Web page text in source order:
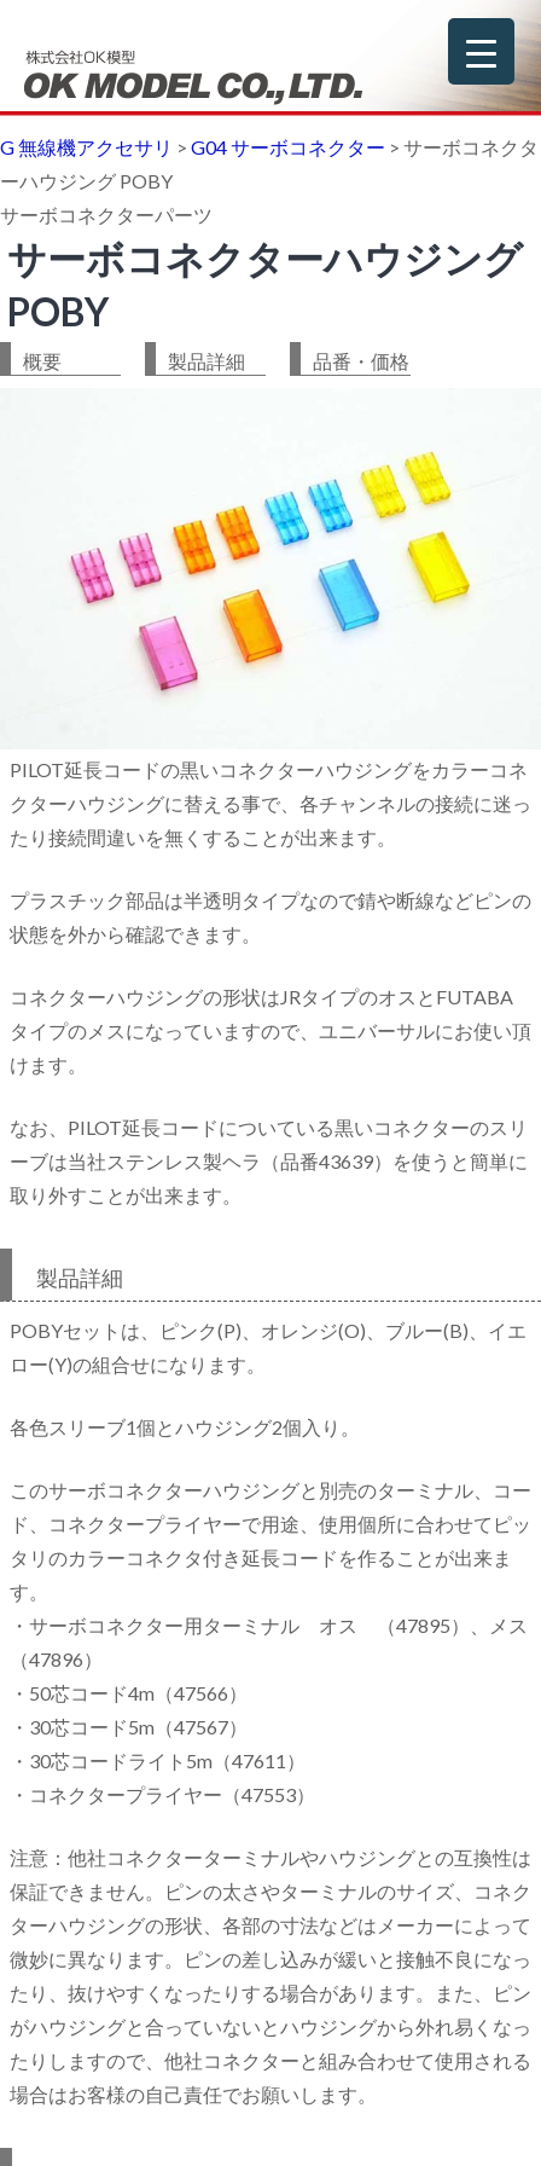
G 無線機アクセサリ > G04 サーボコネクター > サーボコネクタ
ーハウジング POBY
サーボコネクターパーツ
サーボコネクターハウジング
POBY
概要 製品詳細 品番・価格
PILOT延長コードの黒いコネクターハウジングをカラーコネ
クターハウジングに替える事で、各チャンネルの接続に迷っ
たり接続間違いを無くすることが出来ます。
プラスチック部品は半透明タイプなので錆や断線などピンの
状態を外から確認できます。
コネクターハウジングの形状はJRタイプのオスとFUTABA
タイプのメスになっていますので、ユニバーサルにお使い頂
けます。
なお、PILOT延長コードについている黒いコネクターのスリ
ーブは当社ステンレス製ヘラ（品番43639）を使うと簡単に
取り外すことが出来ます。
製品詳細
POBYセットは、ピンク(P)、オレンジ(O)、ブルー(B)、イエ
ロー(Y)の組合せになります。
各色スリーブ1個とハウジング2個入り。
このサーボコネクターハウジングと別売のターミナル、コー
ド、コネクタープライヤーで用途、使用個所に合わせてピッ
タリのカラーコネクタ付き延長コードを作ることが出来ま
す。
・サーボコネクター用ターミナル オス （47895）、メス
（47896）
・50芯コード4m（47566）
・30芯コード5m（47567）
・30芯コードライト5m（47611）
・コネクタープライヤー（47553）
注意：他社コネクターターミナルやハウジングとの互換性は
保証できません。ピンの太さやターミナルのサイズ、コネク
ターハウジングの形状、各部の寸法などはメーカーによって
微妙に異なります。ピンの差し込みが緩いと接触不良になっ
たり、抜けやすくなったりする場合があります。また、ピン
がハウジングと合っていないとハウジングから外れ易くなっ
たりしますので、他社コネクターと組み合わせて使用される
場合はお客様の自己責任でお願いします。